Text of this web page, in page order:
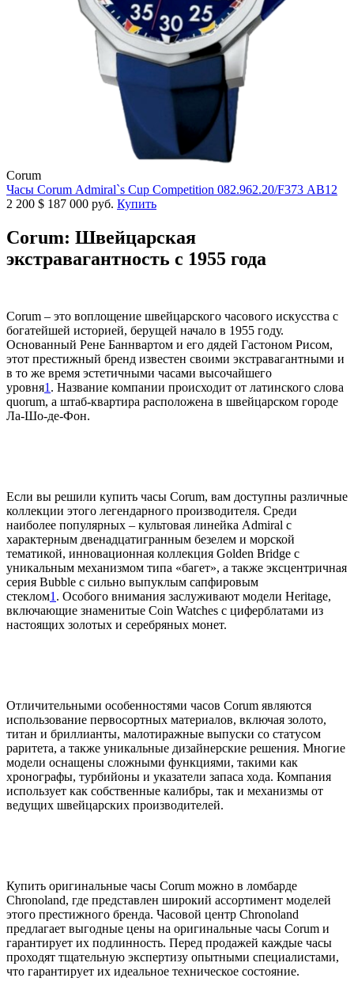
Corum
Часы Corum Admiral`s Cup Competition 082.962.20/F373 AB12
2 200 $ 187 000 руб. Купить
Corum: Швейцарская
экстравагантность с 1955 года
Corum – это воплощение швейцарского часового искусства с
богатейшей историей, берущей начало в 1955 году.
Основанный Рене Баннвартом и его дядей Гастоном Рисом,
этот престижный бренд известен своими экстравагантными и
в то же время эстетичными часами высочайшего
уровня1 . Название компании происходит от латинского слова
quorum, а штаб-квартира расположена в швейцарском городе
Ла-Шо-де-Фон.
Если вы решили купить часы Corum, вам доступны различные
коллекции этого легендарного производителя. Среди
наиболее популярных – культовая линейка Admiral с
характерным двенадцатигранным безелем и морской
тематикой, инновационная коллекция Golden Bridge с
уникальным механизмом типа «багет», а также эксцентричная
серия Bubble с сильно выпуклым сапфировым
стеклом1 . Особого внимания заслуживают модели Heritage,
включающие знаменитые Coin Watches с циферблатами из
настоящих золотых и серебряных монет.
Отличительными особенностями часов Corum являются
использование первосортных материалов, включая золото,
титан и бриллианты, малотиражные выпуски со статусом
раритета, а также уникальные дизайнерские решения. Многие
модели оснащены сложными функциями, такими как
хронографы, турбийоны и указатели запаса хода. Компания
использует как собственные калибры, так и механизмы от
ведущих швейцарских производителей.
Купить оригинальные часы Corum можно в ломбарде
Chronoland, где представлен широкий ассортимент моделей
этого престижного бренда. Часовой центр Chronoland
предлагает выгодные цены на оригинальные часы Corum и
гарантирует их подлинность. Перед продажей каждые часы
проходят тщательную экспертизу опытными специалистами,
что гарантирует их идеальное техническое состояние.